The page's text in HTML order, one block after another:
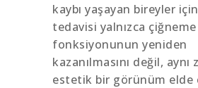
kaybı yaşayan bireyler
tedavisi yalnızca çiğneme
fonksiyonunun yeniden
kazanılmasını değil, aynı
estetik bir görünüm elde